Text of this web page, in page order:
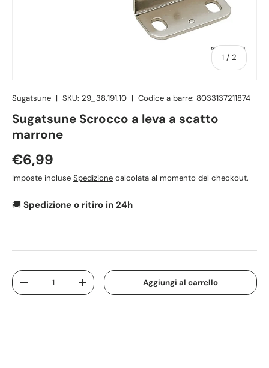
1 / di
2
Sugatsune | SKU: 29_38.191.10 | Codice a barre: 8033137211874
Sugatsune Scrocco a leva a scatto
marrone
Prezzo normale
€6,99
Imposte incluse Spedizione calcolata al momento del checkout.
🚚 Spedizione o ritiro in 24h
Q.tà
Diminuire la quantitàAumenta la quantitàAggiungi al carrello